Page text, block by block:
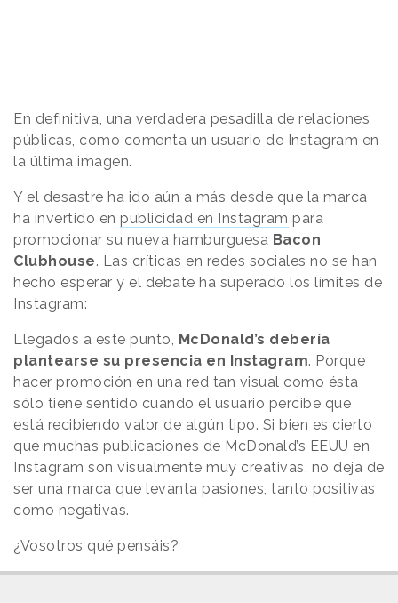
En definitiva, una verdadera pesadilla de relaciones
públicas, como comenta un usuario de Instagram en
la última imagen.
Y el desastre ha ido aún a más desde que la marca
ha invertido en publicidad en Instagram para
promocionar su nueva hamburguesa Bacon
Clubhouse. Las críticas en redes sociales no se han
hecho esperar y el debate ha superado los límites de
Instagram:
Llegados a este punto, McDonald’s debería
plantearse su presencia en Instagram. Porque
hacer promoción en una red tan visual como ésta
sólo tiene sentido cuando el usuario percibe que
está recibiendo valor de algún tipo. Si bien es cierto
que muchas publicaciones de McDonald’s EEUU en
Instagram son visualmente muy creativas, no deja de
ser una marca que levanta pasiones, tanto positivas
como negativas.
¿Vosotros qué pensáis?